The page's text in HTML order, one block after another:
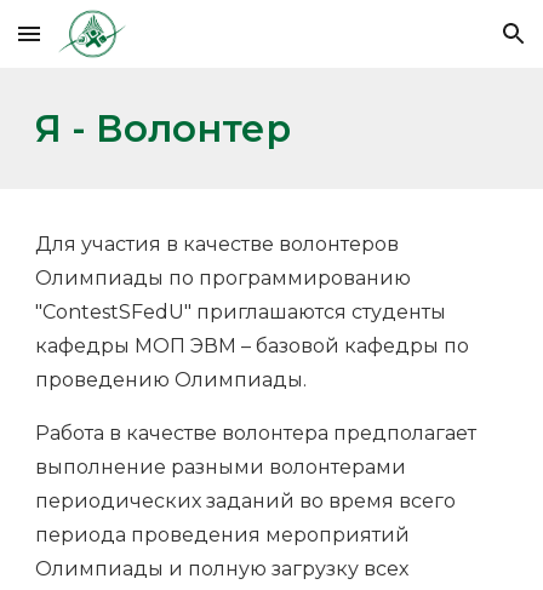
Skip to main content Skip to navigation
Я - Волонтер
Для участия в качестве волонтеров
Олимпиады по программированию
"ContestSFedU" приглашаются студенты
кафедры МОП ЭВМ – базовой кафедры по
проведению Олимпиады.
Работа в качестве волонтера предполагает
выполнение разными волонтерами
периодических заданий во время всего
периода проведения мероприятий
Олимпиады и полную загрузку всех